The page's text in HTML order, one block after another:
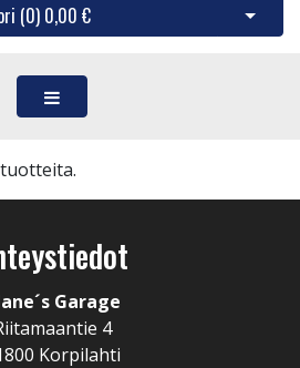
(0) 0,00 € Avaa
Garage
4
Korpilahti